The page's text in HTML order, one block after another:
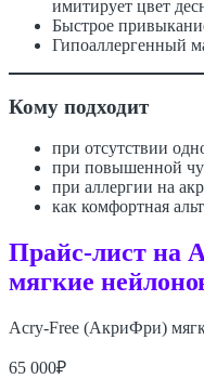
имитирует цвет
Быстрое
Гипоаллергенный
Кому подходит
при отсутствии
при повышенной
при аллергии на
как комфортная
Прайс-лист на
мягкие
Acry-Free (АкриФри)
65 000₽